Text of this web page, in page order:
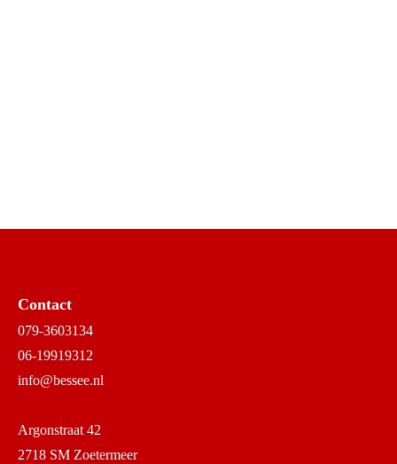
Contact
079-3603134
06-19919312
info@bessee.nl
Argonstraat 42
2718 SM Zoetermeer